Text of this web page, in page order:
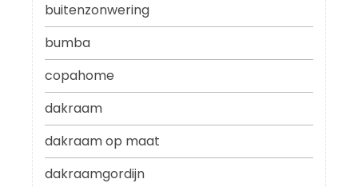
buitenzonwering
bumba
copahome
dakraam
dakraam op maat
dakraamgordijn